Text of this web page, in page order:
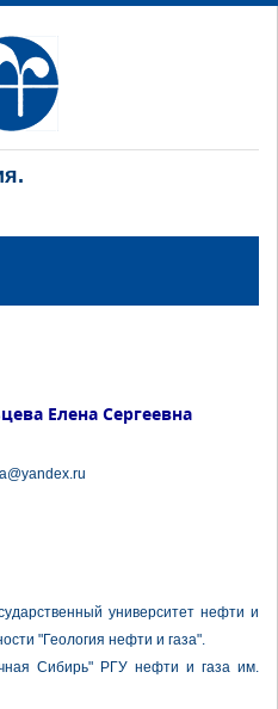
Елена Сергеевна
университет нефти и
"Геология нефти и газа".
Сибирь" РГУ нефти и газа им.